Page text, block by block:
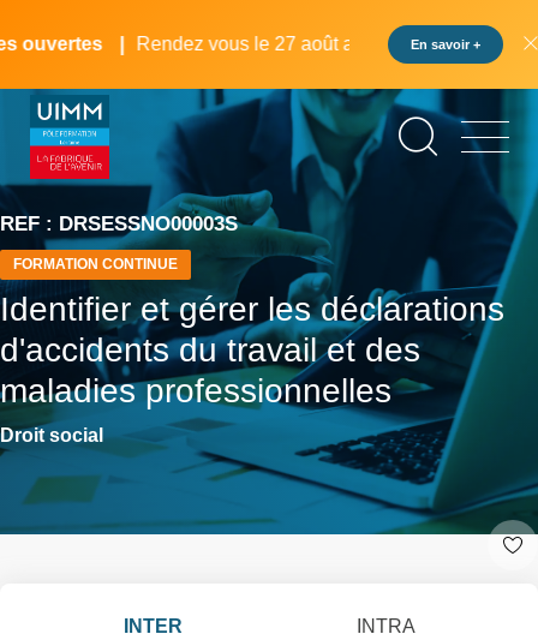
au
principal
ouvertes Rendez vous le 27 août au pôle formation UIMM
En savoir +
REF : DRSESSNO00003S
FORMATION CONTINUE
Identifier et gérer les déclarations
d'accidents du travail et des
maladies professionnelles
Droit social
INTER INTRA